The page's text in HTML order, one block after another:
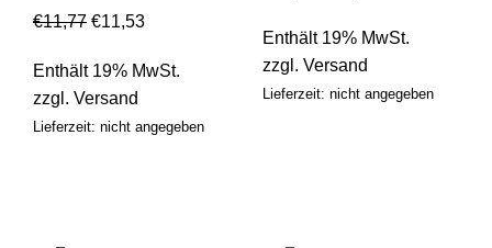
€11,77 €11,53
Enthält 19% MwSt.
zzgl. Versand
Lieferzeit: nicht angegeben
Enthält 19% MwSt.
zzgl. Versand
Lieferzeit: nicht angegeben